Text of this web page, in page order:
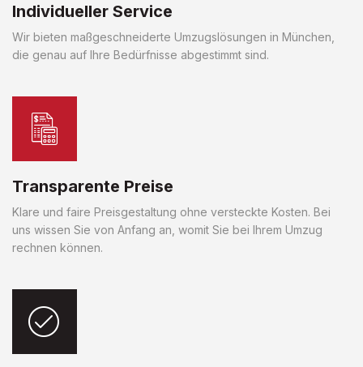
Individueller Service
Wir bieten maßgeschneiderte Umzugslösungen in München,
die genau auf Ihre Bedürfnisse abgestimmt sind.
Transparente Preise
Klare und faire Preisgestaltung ohne versteckte Kosten. Bei
uns wissen Sie von Anfang an, womit Sie bei Ihrem Umzug
rechnen können.